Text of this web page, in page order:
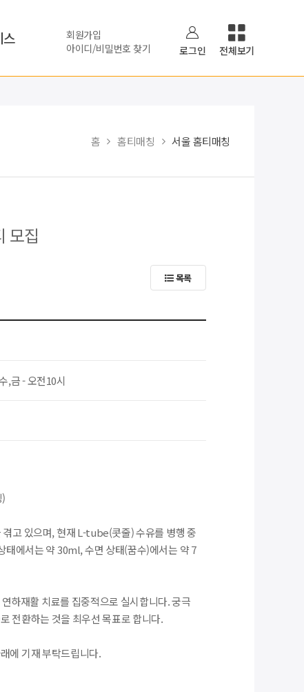
스
회원가입
아이디/비밀번호 찾기
로그인 전체보기
홈 홈티매칭 서울 홈티매칭
모집
목록
,금 - 오전10시
고 있으며, 현재 L-tube(콧줄) 수유를 병행 중
에서는 약 30ml, 수면 상태(꿈수)에서는 약 7
하재활 치료를 집중적으로 실시합니다. 궁극
전환하는 것을 최우선 목표로 합니다.
에 기재 부탁드립니다.